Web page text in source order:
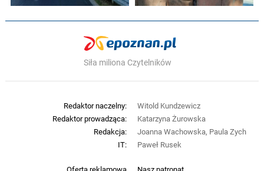
Siła miliona Czytelników
Oferta reklamowa Nasz patronat
Redaktor naczelny:
Witold Kundzewicz
Redaktor prowadząca:
Katarzyna Żurowska
Redakcja:
Joanna Wachowska, Paula Zych
IT:
Paweł Rusek